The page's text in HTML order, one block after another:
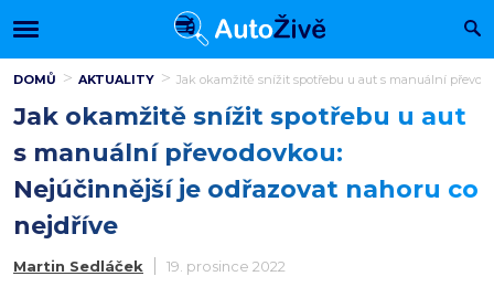
DOMŮ AKTUALITY Jak okamžitě snížit spotřebu u aut s manuální
Jak okamžitě snížit spotřebu u aut
s manuální převodovkou:
Nejúčinnější je odřazovat nahoru co
nejdříve
Martin Sedláček 19. prosince 2022